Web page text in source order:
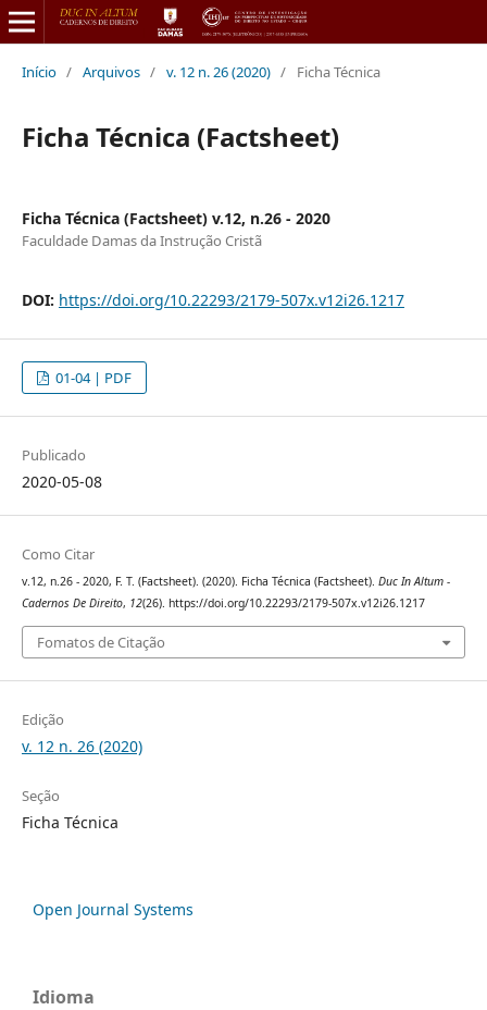
Início / Arquivos / v. 12 n. 26 (2020) / Ficha Técnica
Ficha Técnica (Factsheet)
Ficha Técnica (Factsheet) v.12, n.26 - 2020
Faculdade Damas da Instrução Cristã
DOI: https://doi.org/10.22293/2179-507x.v12i26.1217
01-04 | PDF
Publicado
2020-05-08
Como Citar
v.12, n.26 - 2020, F. T. (Factsheet). (2020). Ficha Técnica (Factsheet). Duc In Altum -
Cadernos De Direito, 12(26). https://doi.org/10.22293/2179-507x.v12i26.1217
Fomatos de Citação
Edição
v. 12 n. 26 (2020)
Seção
Ficha Técnica
Open Journal Systems
Idioma